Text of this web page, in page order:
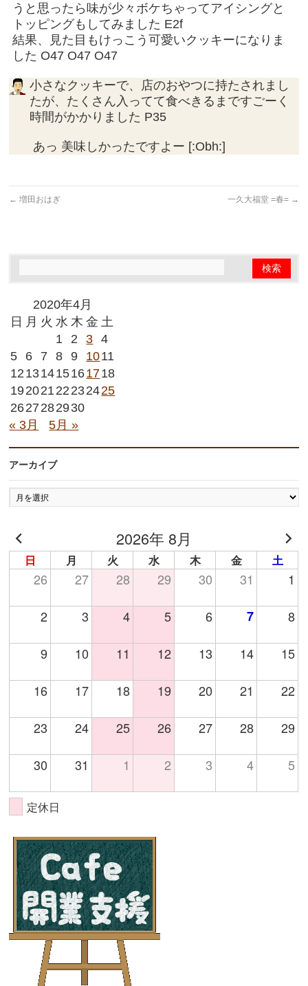
うと思ったら味が少々ボケちゃってアイシングと
トッピングもしてみました E2f
結果、見た目もけっこう可愛いクッキーになりま
した O47 O47 O47
小さなクッキーで、店のおやつに持たされまし
たが、たくさん入ってて食べきるまですごーく
時間がかかりました P35
あっ 美味しかったですよー [:Obh:]
← 増田おはぎ 一久大福堂 =春= →
2020年4月
日 月 火 水 木 金 土
1
2 3
4
5
6 7 8 9 1011
12 131415161718
19202122 232425
2627 282930
« 3月
5月 »
アーカイブ
ア
ー
イ
ブ
2026年 8月
日 月 火 水 木 金 土
26 27 28 29 30 31 1
2 3 4 5 6 7 8
9 10 11 12 13 14 15
16 17 18 19 20 21 22
23 24 25 26 27 28 29
30 31 1 2 3 4 5
定休日